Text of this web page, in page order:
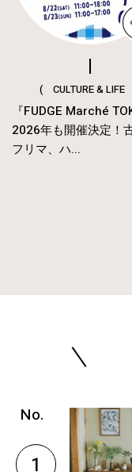
( CULTURE &
『FUDGE Marché
2026年も開催決定！
フリマ、ハ...
1